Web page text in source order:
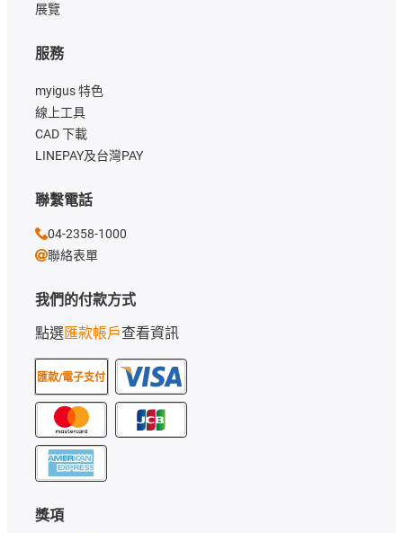
展覽
我們的付款方式
點選匯款帳戶查看資訊
匯款/電子支付
服務
myigus 特色
線上工具
CAD 下載
LINEPAY及台灣PAY
獎項
聯繫電話
04-2358-1000
聯絡表單